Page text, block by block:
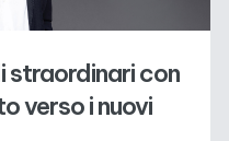
straordinari con
verso i nuovi